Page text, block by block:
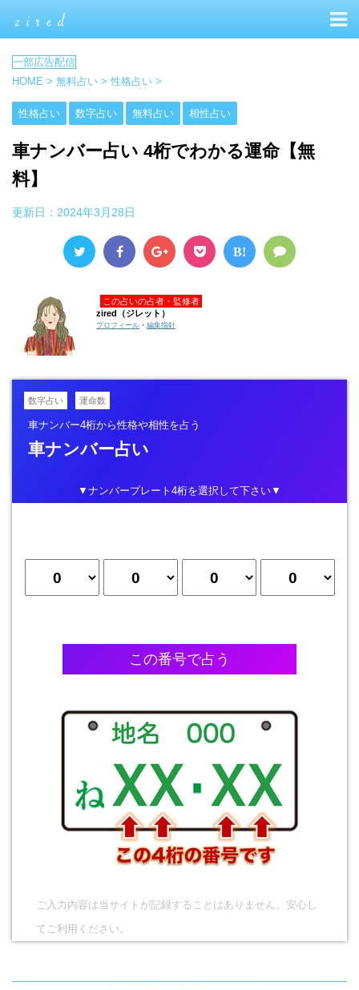
HOME > 無料占い > 性格占い >
性格占い 数字占い 無料占い 相性占い
車ナンバー占い 4桁でわかる運命【無
料】
更新日： 2024年3月28日
B!
この占いの占者・監修者
zired（ジレット）
プロフィール ・ 編集指針
数字占い 運命数
車ナンバー4桁から性格や相性を占う
車ナンバー占い
▼ナンバープレート4桁を選択して下さい▼
ご入力内容は当サイトが記録することはありません。安心し
てご利用ください。